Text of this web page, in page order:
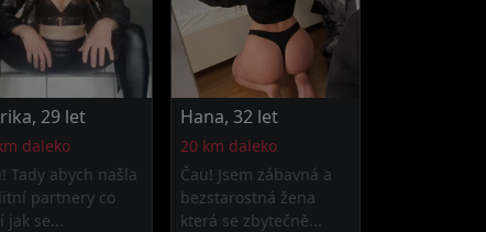
29 let
daleko
Tady abych našla
partnery co
jak se...
Hana, 32 let
20 km daleko
Čau! Jsem zábavná a
bezstarostná žena
která se zbytečně...